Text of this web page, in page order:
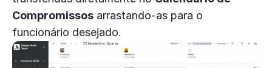
Compromissos arrastando-as para o
funcionário desejado.